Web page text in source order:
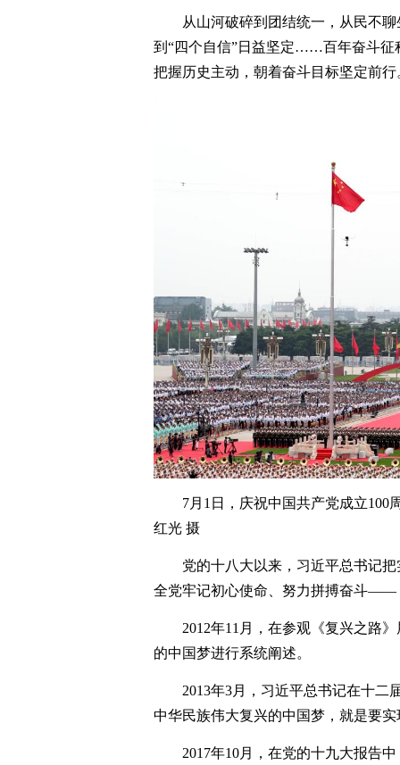
从山河破碎到团结统一，从民不
到“四个自信”日益坚定……百年奋斗征
把握历史主动，朝着奋斗目标坚定前行
7月1日，庆祝中国共产党成立100
红光 摄
党的十八大以来，习近平总书记
全党牢记初心使命、努力拼搏奋斗——
2012年11月，在参观《复兴之路
的中国梦进行系统阐述。
2013年3月，习近平总书记在十二
中华民族伟大复兴的中国梦，就是要
2017年10月，在党的十九大报告